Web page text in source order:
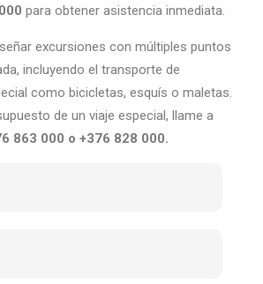
para obtener asistencia inmediata.
excursiones con múltiples puntos
incluyendo el transporte de
como bicicletas, esquís o maletas.
de un viaje especial, llame a
863 000 o +376 828 000.